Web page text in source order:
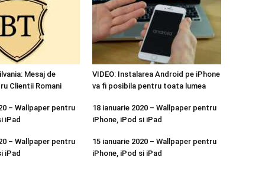
Mesaj de
Clientii Romani
VIDEO: Instalarea Android pe iPhone
va fi posibila pentru toata lumea
– Wallpaper pentru
iPad
18 ianuarie 2020 – Wallpaper pentru
iPhone, iPod si iPad
– Wallpaper pentru
iPad
15 ianuarie 2020 – Wallpaper pentru
iPhone, iPod si iPad